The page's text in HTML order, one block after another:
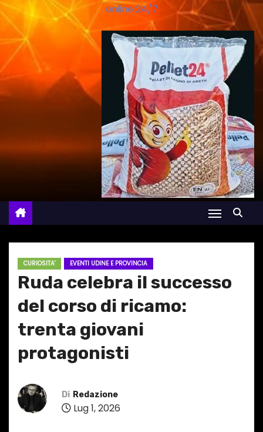
online 24/7
CURIOSITA' EVENTI UDINE E PROVINCIA
Ruda celebra il successo
del corso di ricamo:
trenta giovani
protagonisti
Di Redazione
Lug 1, 2026